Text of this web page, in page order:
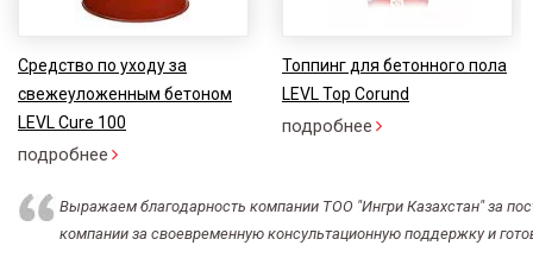
Средство по уходу за
свежеуложенным бетоном
LEVL Cure 100
подробнее
Топпинг для бетонного пола
LEVL Top Corund
подробнее
Выражаем благодарность компании ТОО "Ингри Казахстан" за
компании за своевременную консультационную поддержку и